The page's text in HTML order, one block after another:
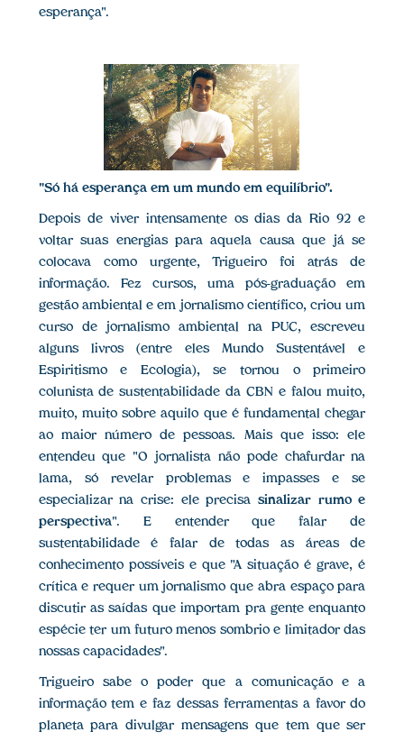
esperança".
"Só há esperança em um mundo em equilíbrio".
Depois de viver intensamente os dias da Rio 92 e
voltar suas energias para aquela causa que já se
colocava como urgente, Trigueiro foi atrás de
informação. Fez cursos, uma pós-graduação em
gestão ambiental e em jornalismo científico, criou um
curso de jornalismo ambiental na PUC, escreveu
alguns livros (entre eles Mundo Sustentável e
Espiritismo e Ecologia), se tornou o primeiro
colunista de sustentabilidade da CBN e falou muito,
muito, muito sobre aquilo que é fundamental chegar
ao maior número de pessoas. Mais que isso: ele
entendeu que "O jornalista não pode chafurdar na
lama, só revelar problemas e impasses e se
especializar na crise: ele precisasinalizar rumo e
perspectiva". E entender que falar de
sustentabilidade é falar de todas as áreas de
conhecimento possíveis e que "A situação é grave, é
crítica e requer um jornalismo que abra espaço para
discutir as saídas que importam pra gente enquanto
espécie ter um futuro menos sombrio e limitador das
nossas capacidades".
Trigueiro sabe o poder que a comunicação e a
informação tem e faz dessas ferramentas a favor do
planeta para divulgar mensagens que tem que ser